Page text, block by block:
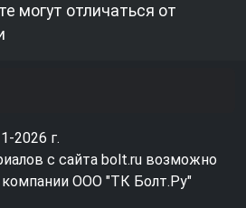
могут отличаться от
2026 г.
с сайта bolt.ru возможно
компании ООО "ТК Болт.Ру"